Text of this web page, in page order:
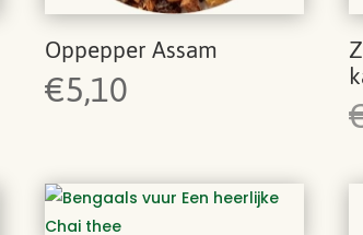
Oppepper Assam
€5,10